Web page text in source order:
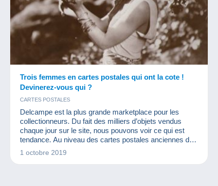
Trois femmes en cartes postales qui ont la cote !
Devinerez-vous qui ?
CARTES POSTALES
Delcampe est la plus grande marketplace pour les
collectionneurs. Du fait des milliers d’objets vendus
chaque jour sur le site, nous pouvons voir ce qui est
tendance. Au niveau des cartes postales anciennes de
célébrités, ces trois femmes ont eu énormément de
1 octobre 2019